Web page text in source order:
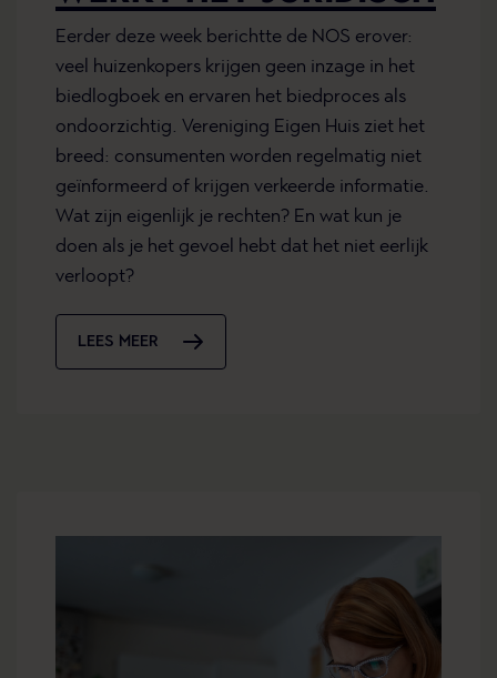
Eerder deze week berichtte de NOS erover:
veel huizenkopers krijgen geen inzage in het
biedlogboek en ervaren het biedproces als
ondoorzichtig. Vereniging Eigen Huis ziet het
breed: consumenten worden regelmatig niet
geïnformeerd of krijgen verkeerde informatie.
Wat zijn eigenlijk je rechten? En wat kun je
doen als je het gevoel hebt dat het niet eerlijk
verloopt?
LEES MEER